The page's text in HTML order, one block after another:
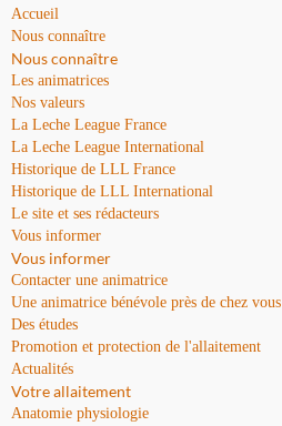
Accueil
Nous connaître
Nous connaître
Les animatrices
Nos valeurs
La Leche League France
La Leche League International
Historique de LLL France
Historique de LLL International
Le site et ses rédacteurs
Vous informer
Vous informer
Contacter une animatrice
Une animatrice bénévole près de chez vous
Des études
Promotion et protection de l'allaitement
Actualités
Votre allaitement
Anatomie physiologie